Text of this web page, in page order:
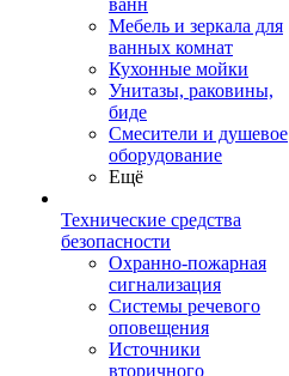
ванн
Мебель и зеркала для
ванных комнат
Кухонные мойки
Унитазы, раковины,
биде
Смесители и душевое
оборудование
Ещё
Технические средства
безопасности
Охранно-пожарная
сигнализация
Системы речевого
оповещения
Источники
вторичного